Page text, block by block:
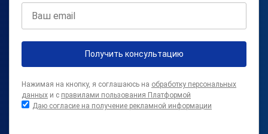
Получить консультацию
Нажимая на кнопку, я соглашаюсь на обработку персональных
данных и с правилами пользования Платформой
Даю согласие на получение рекламной информации